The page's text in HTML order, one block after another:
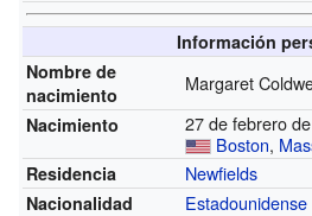
Información
Nombre de
nacimiento
Margaret
Nacimiento
27 de febrero
Boston,
Residencia Newfields
Nacionalidad Estadounidense